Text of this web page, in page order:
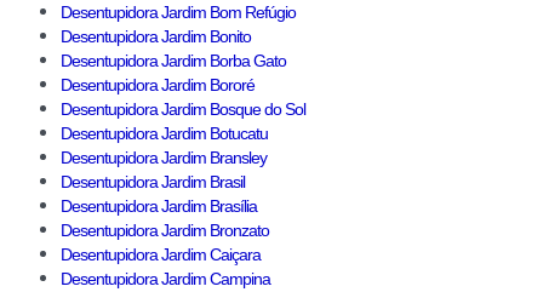
Desentupidora Jardim Bom Refúgio
Desentupidora Jardim Bonito
Desentupidora Jardim Borba Gato
Desentupidora Jardim Bororé
Desentupidora Jardim Bosque do Sol
Desentupidora Jardim Botucatu
Desentupidora Jardim Bransley
Desentupidora Jardim Brasil
Desentupidora Jardim Brasília
Desentupidora Jardim Bronzato
Desentupidora Jardim Caiçara
Desentupidora Jardim Campina